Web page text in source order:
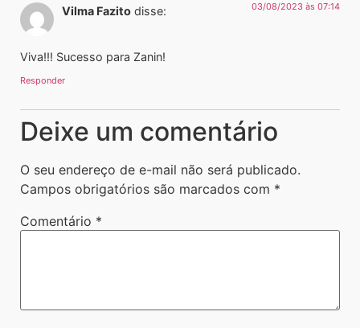
Vilma Fazito disse: 03/08/2023 às 07:14
Viva!!! Sucesso para Zanin!
Responder
Deixe um comentário
O seu endereço de e-mail não será publicado.
Campos obrigatórios são marcados com *
Comentário *